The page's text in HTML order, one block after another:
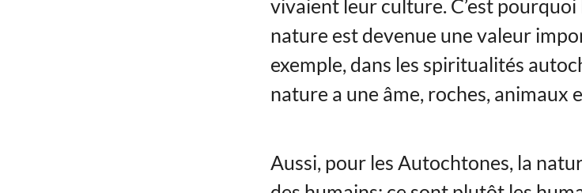
vivaient leur culture. C’est pourquoi
nature est devenue une valeur
exemple, dans les spiritualités
nature a une âme, roches, animaux
Aussi, pour les Autochtones, la